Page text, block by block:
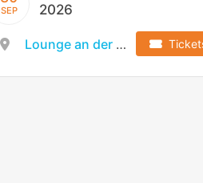
SEP
2026
Lounge an der LINDE MH Arena